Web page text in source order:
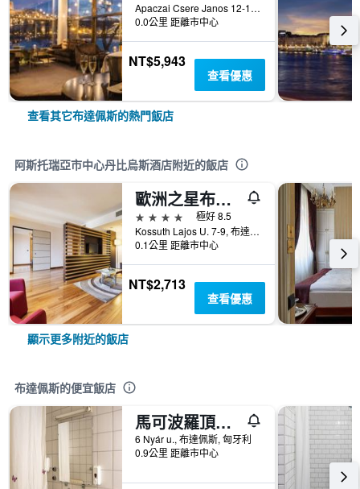
Apaczai Csere Janos 12-14, 布達佩斯, 匈牙利
0.0公里 距離市中心
NT$5,943
查看優惠
查看其它布達佩斯的熱門飯店
阿斯托瑞亞市中心丹比烏斯酒店附近的飯店
歐洲之星布達佩斯特中心飯店
4星級
極好 8.5
Kossuth Lajos U. 7-9, 布達佩斯, 匈牙利
0.1公里 距離市中心
NT$2,713
查看優惠
顯示更多附近的飯店
布達佩斯的便宜飯店
馬可波羅頂豪酒店 - 布達佩斯
6 Nyár u., 布達佩斯, 匈牙利
0.9公里 距離市中心